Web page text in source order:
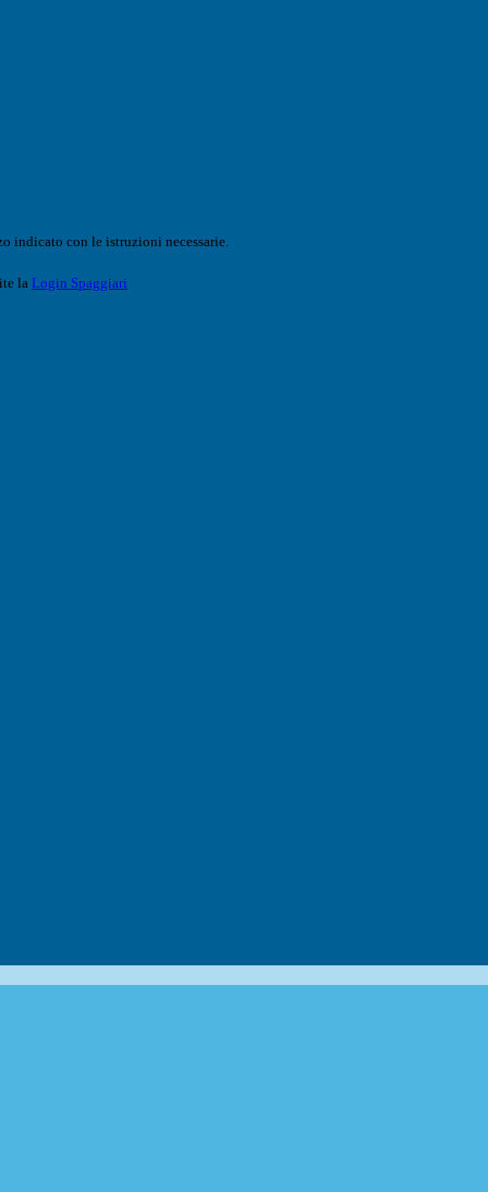
indicato con le istruzioni necessarie.
la Login Spaggiari